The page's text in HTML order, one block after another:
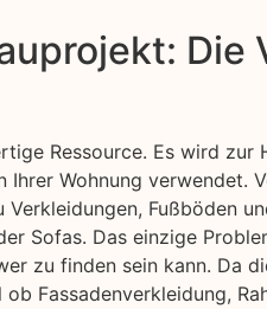
Die
Ressource. Es wird zur
Wohnung verwendet.
Fußböden
Sofas. Das einzige
zu finden sein kann. Da
Fassadenverkleidung,